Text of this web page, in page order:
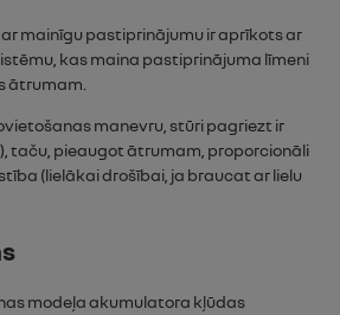
mainīgu pastiprinājumu ir aprīkots ar
kas maina pastiprinājuma līmeni
ātrumam.
manevru, stūri pagriezt ir
taču, pieaugot ātrumam, proporcionāli
(lielākai drošībai, ja braucat ar lielu
modeļa akumulatora kļūdas